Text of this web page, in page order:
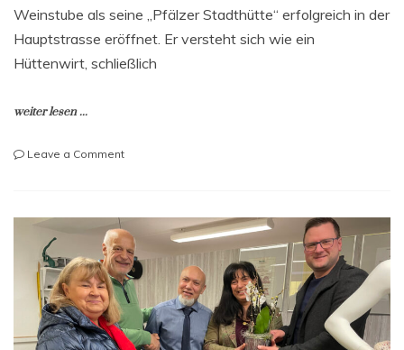
Weinstube als seine „Pfälzer Stadthütte“ erfolgreich in der
Hauptstrasse eröffnet. Er versteht sich wie ein
Hüttenwirt, schließlich
weiter lesen ...
Leave a Commenton
Weinstube
als
„Pfälzer
Stadthütte“